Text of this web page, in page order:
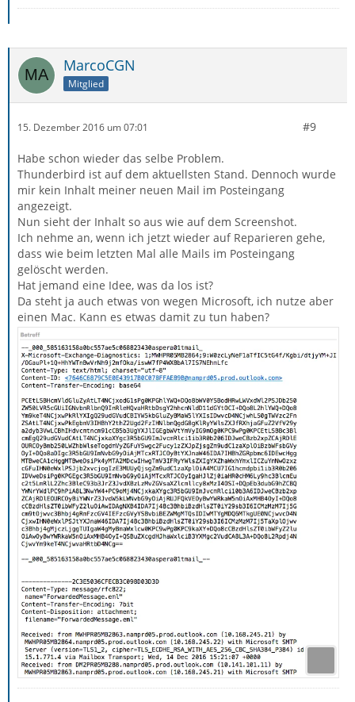
MarcoCGN
Mitglied
15. Dezember 2016 um 07:01 #9
Habe schon wieder das selbe Problem.
Thunderbird ist auf dem aktuellsten Stand. Dennoch wurde
mir kein Inhalt meiner neuen Mail im Posteingang
angezeigt.
Nun sieht der Inhalt so aus wie auf dem Screenshot.
Ich nehme an, wenn ich jetzt wieder auf Reparieren gehe,
dass wie beim letzten Mal alle Mails im Posteingang
gelöscht werden.
Hat jemand eine Idee, was da los ist?
Da steht ja auch etwas von wegen Microsoft, ich nutze aber
einen Mac. Kann es etwas damit zu tun haben?